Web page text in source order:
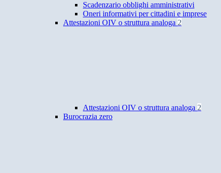
Scadenzario obblighi amministrativi
Oneri informativi per cittadini e imprese
Attestazioni OIV o struttura analoga 2
Attestazioni OIV o struttura analoga 2
Burocrazia zero